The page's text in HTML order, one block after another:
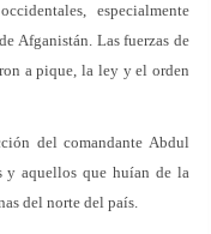
especialmente
Afganistán. Las fuerzas de
a pique, la ley y el orden
del comandante Abdul
y aquellos que huían de la
del norte del país.